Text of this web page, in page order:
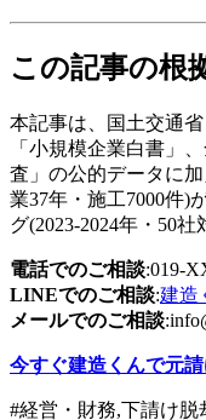
この記事の根
本記事は、国土交通
「小規模企業白書」
査」の公的データに加
業37年・施工7000件)
グ(2023-2024年・50
電話でのご相談:019-
LINEでのご相談:建造
メールでのご相談
今すぐ建造くんで元
#経営・財務,下請け脱